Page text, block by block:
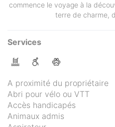
commence le voyage à la
terre de charme,
Services
A proximité du propriétaire
Abri pour vélo ou VTT
Accès handicapés
Animaux admis